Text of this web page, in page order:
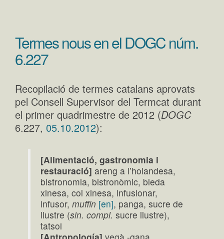
Termes nous en el DOGC núm.
6.227
Recopilació de termes catalans aprovats
pel Consell Supervisor del Termcat durant
el primer quadrimestre de 2012 (DOGC
6.227, 05.10.2012):
[Alimentació, gastronomia i
restauració] areng a l’holandesa,
bistronomia, bistronòmic, bleda
xinesa, col xinesa, infusionar,
infusor,muffin [en], panga, sucre de
llustre (sin. compl. sucre llustre),
tatsoi